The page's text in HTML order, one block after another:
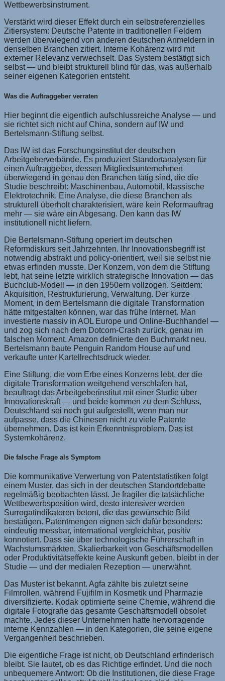
Wettbewerbsinstrument.
Verstärkt wird dieser Effekt durch ein selbstreferenzielles
Zitiersystem: Deutsche Patente in traditionellen Feldern
werden überwiegend von anderen deutschen Anmeldern in
denselben Branchen zitiert. Interne Kohärenz wird mit
externer Relevanz verwechselt. Das System bestätigt sich
selbst — und bleibt strukturell blind für das, was außerhalb
seiner eigenen Kategorien entsteht.
Was die Auftraggeber verraten
Hier beginnt die eigentlich aufschlussreiche Analyse — und
sie richtet sich nicht auf China, sondern auf IW und
Bertelsmann-Stiftung selbst.
Das IW ist das Forschungsinstitut der deutschen
Arbeitgeberverbände. Es produziert Standortanalysen für
einen Auftraggeber, dessen Mitgliedsunternehmen
überwiegend in genau den Branchen tätig sind, die die
Studie beschreibt: Maschinenbau, Automobil, klassische
Elektrotechnik. Eine Analyse, die diese Branchen als
strukturell überholt charakterisiert, wäre kein Reformauftrag
mehr — sie wäre ein Abgesang. Den kann das IW
institutionell nicht liefern.
Die Bertelsmann-Stiftung operiert im deutschen
Reformdiskurs seit Jahrzehnten. Ihr Innovationsbegriff ist
notwendig abstrakt und policy-orientiert, weil sie selbst nie
etwas erfinden musste. Der Konzern, von dem die Stiftung
lebt, hat seine letzte wirklich strategische Innovation — das
Buchclub-Modell — in den 1950ern vollzogen. Seitdem:
Akquisition, Restrukturierung, Verwaltung. Der kurze
Moment, in dem Bertelsmann die digitale Transformation
hätte mitgestalten können, war das frühe Internet. Man
investierte massiv in AOL Europe und Online-Buchhandel —
und zog sich nach dem Dotcom-Crash zurück, genau im
falschen Moment. Amazon definierte den Buchmarkt neu.
Bertelsmann baute Penguin Random House auf und
verkaufte unter Kartellrechtsdruck wieder.
Eine Stiftung, die vom Erbe eines Konzerns lebt, der die
digitale Transformation weitgehend verschlafen hat,
beauftragt das Arbeitgeberinstitut mit einer Studie über
Innovationskraft — und beide kommen zu dem Schluss,
Deutschland sei noch gut aufgestellt, wenn man nur
aufpasse, dass die Chinesen nicht zu viele Patente
übernehmen. Das ist kein Erkenntnisproblem. Das ist
Systemkohärenz.
Die falsche Frage als Symptom
Die kommunikative Verwertung von Patentstatistiken folgt
einem Muster, das sich in der deutschen Standortdebatte
regelmäßig beobachten lässt. Je fragiler die tatsächliche
Wettbewerbsposition wird, desto intensiver werden
Surrogatindikatoren betont, die das gewünschte Bild
bestätigen. Patentmengen eignen sich dafür besonders:
eindeutig messbar, international vergleichbar, positiv
konnotiert. Dass sie über technologische Führerschaft in
Wachstumsmärkten, Skalierbarkeit von Geschäftsmodellen
oder Produktivitätseffekte keine Auskunft geben, bleibt in der
Studie — und der medialen Rezeption — unerwähnt.
Das Muster ist bekannt. Agfa zählte bis zuletzt seine
Filmrollen, während Fujifilm in Kosmetik und Pharmazie
diversifizierte. Kodak optimierte seine Chemie, während die
digitale Fotografie das gesamte Geschäftsmodell obsolet
machte. Jedes dieser Unternehmen hatte hervorragende
interne Kennzahlen — in den Kategorien, die seine eigene
Vergangenheit beschrieben.
Die eigentliche Frage ist nicht, ob Deutschland erfinderisch
bleibt. Sie lautet, ob es das Richtige erfindet. Und die noch
unbequemere Antwort: Ob die Institutionen, die diese Frage